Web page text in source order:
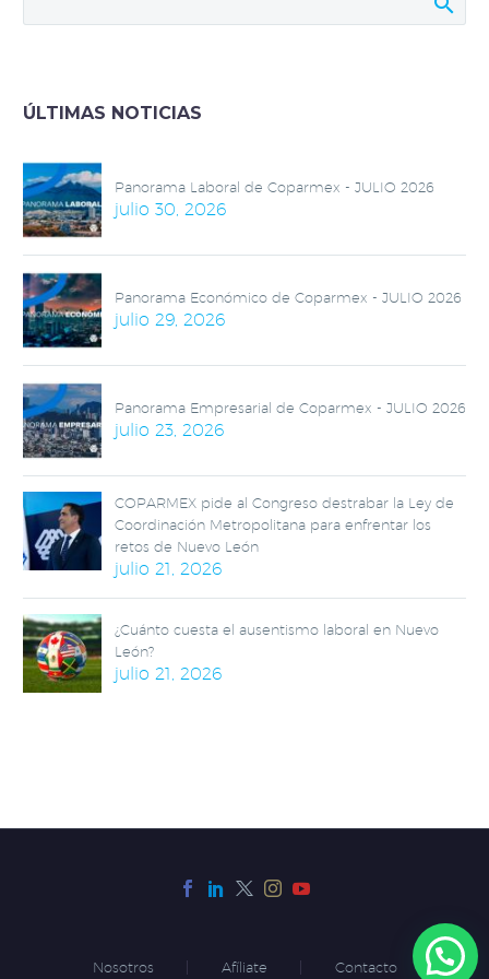
León.
ÚLTIMAS NOTICIAS
Panorama Laboral de Coparmex - JULIO 2026
julio 30, 2026
Panorama Económico de Coparmex - JULIO 2026
julio 29, 2026
Panorama Empresarial de Coparmex - JULIO 2026
julio 23, 2026
COPARMEX pide al Congreso destrabar la Ley de
Coordinación Metropolitana para enfrentar los
retos de Nuevo León
julio 21, 2026
¿Cuánto cuesta el ausentismo laboral en Nuevo
León?
julio 21, 2026
Nosotros Afíliate Contacto